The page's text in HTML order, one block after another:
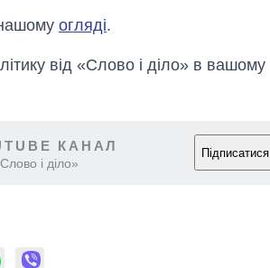
огляді.
від «Слово і діло» в вашому
КАНАЛ
і діло»
Підписатися